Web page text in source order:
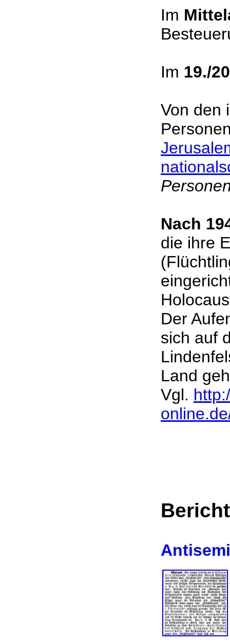
Im
Im 19./
Von den
Nach
die ihre
Der
sich auf
Land
Vgl.